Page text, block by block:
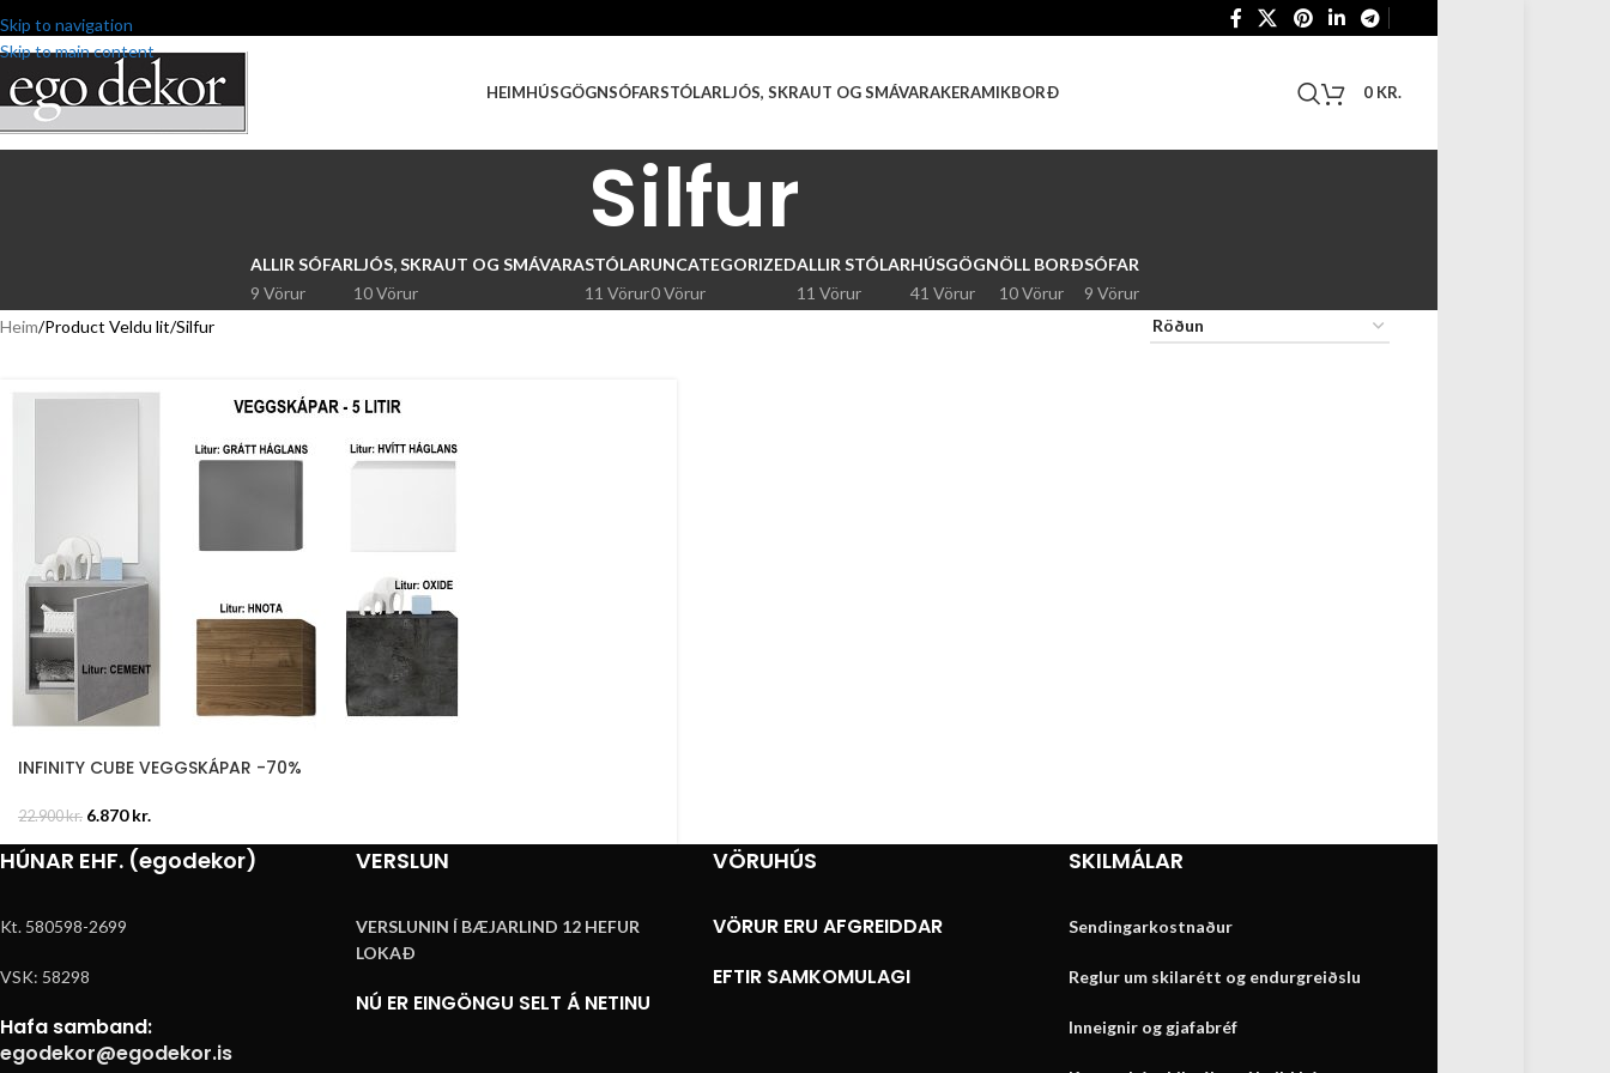
Skip to navigation
Skip to main content
HEIMHÚSGÖGNSÓFARSTÓLARLJÓS, SKRAUT OG SMÁVARAKERAMIKBORÐ 0 KR.
Silfur
ALLIR SÓFAR
9 Vörur
LJÓS, SKRAUT OG SMÁVARA
10 Vörur
STÓLAR
11 Vörur
UNCATEGORIZED
0 Vörur
ALLIR STÓLAR
11 Vörur
HÚSGÖGN
41 Vörur
ÖLL BORÐ
10 Vörur
SÓFAR
9 Vörur
Heim Product Veldu lit Silfur
INFINITY CUBE VEGGSKÁPAR -70%
22.900kr. 6.870kr.
HÚNAR EHF. (egodekor)
Kt. 580598-2699
VSK: 58298
Hafa samband:
egodekor@egodekor.is
VERSLUN
VERSLUNIN Í BÆJARLIND 12 HEFUR
LOKAÐ
NÚ ER EINGÖNGU SELT Á NETINU
VÖRUHÚS
VÖRUR ERU AFGREIDDAR
EFTIR SAMKOMULAGI
SKILMÁLAR
Sendingarkostnaður
Reglur um skilarétt og endurgreiðslu
Inneignir og gjafabréf